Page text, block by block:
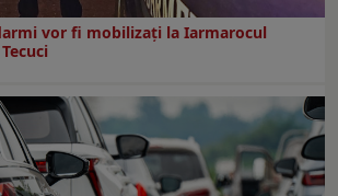
vor fi mobilizați la Iarmarocul